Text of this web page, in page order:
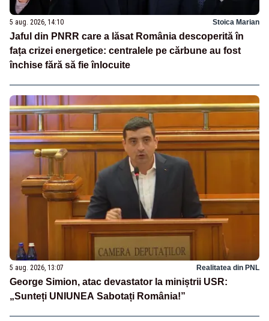
5 aug. 2026, 14:10 Stoica Marian
Jaful din PNRR care a lăsat România descoperită în
fața crizei energetice: centralele pe cărbune au fost
închise fără să fie înlocuite
5 aug. 2026, 13:07 Realitatea din PNL
George Simion, atac devastator la miniștrii USR:
„Sunteți UNIUNEA Sabotați România!”